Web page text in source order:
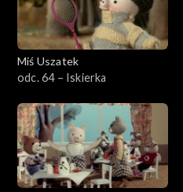
Miś Uszatek
odc. 64 – Iskierka